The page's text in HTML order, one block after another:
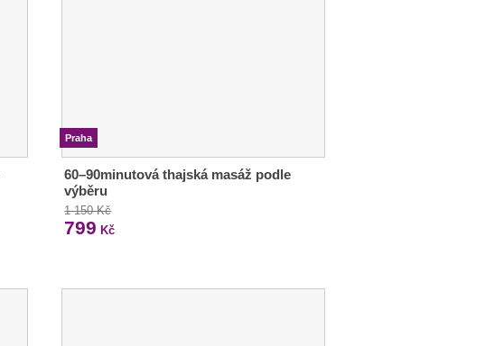
Praha
60–90minutová thajská masáž podle
výběru
1 150 Kč
799 Kč